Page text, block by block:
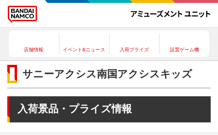
店舗情報 イベント&ニュース 入荷プライズ 設置ゲーム機
サニーアクシス南国アクシスキッズ
入荷景品・プライズ情報